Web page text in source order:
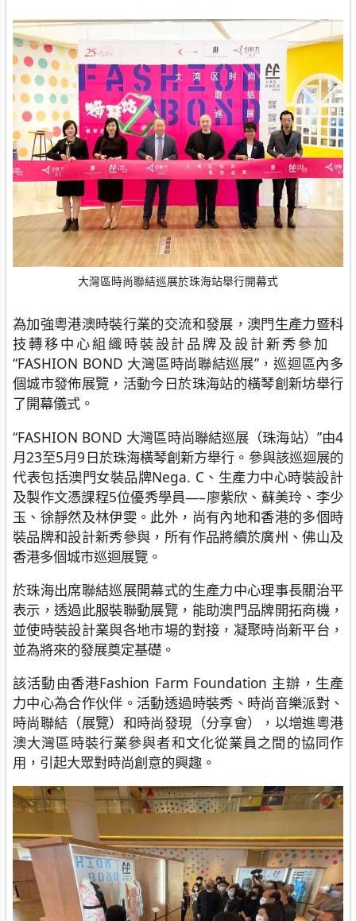
大灣區時尚聯結巡展於珠海站舉行開幕式
為加強粵港澳時裝行業的交流和發展，澳門生產力暨科
技轉移中心組織時裝設計品牌及設計新秀參加
“FASHION BOND 大灣區時尚聯結巡展”，巡迴區內多
個城市發佈展覽，活動今日於珠海站的橫琴創新坊舉行
了開幕儀式。
“FASHION BOND 大灣區時尚聯結巡展（珠海站）”由4
月23至5月9日於珠海橫琴創新方舉行。參與該巡迴展的
代表包括澳門女裝品牌Nega. C、生產力中心時裝設計
及製作文憑課程5位優秀學員—–廖紫欣、蘇美玲、李少
玉、徐靜然及林伊雯。此外，尚有內地和香港的多個時
裝品牌和設計新秀參與，所有作品將續於廣州、佛山及
香港多個城市巡迴展覽。
於珠海出席聯結巡展開幕式的生產力中心理事長關治平
表示，透過此服裝聯動展覽，能助澳門品牌開拓商機，
並使時裝設計業與各地市場的對接，凝聚時尚新平台，
並為將來的發展奠定基礎。
該活動由香港Fashion Farm Foundation 主辦，生產
力中心為合作伙伴。活動透過時裝秀、時尚音樂派對、
時尚聯結（展覽）和時尚發現（分享會），以增進粵港
澳大灣區時裝行業參與者和文化從業員之間的協同作
用，引起大眾對時尚創意的興趣。